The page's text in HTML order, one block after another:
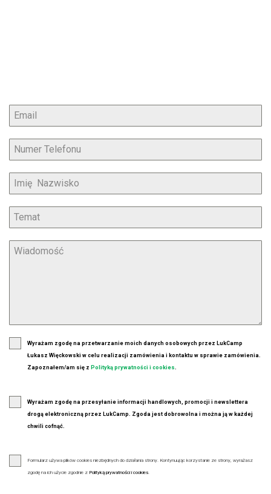
Wyrażam zgodę na przetwarzanie moich danych osobowych przez LukCamp
Łukasz Więckowski w celu realizacji zamówienia i kontaktu w sprawie zamówienia.
Zapoznałem/am się z Polityką prywatności i cookies
Wyrażam zgodę na przesyłanie informacji handlowych, promocji i newslettera
drogą elektroniczną przez LukCamp. Zgoda jest dobrowolna i można ją w każdej
chwili cofnąć.
Formularz używa plików cookies niezbędnych do działania strony. Kontynuując korzystanie ze strony, wyrażasz
zgodę na ich użycie zgodnie z Polityką prywatności i cookies.